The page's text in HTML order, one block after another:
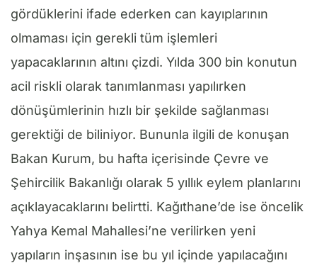
gördüklerini ifade ederken can kayıplarının
olmaması için gerekli tüm işlemleri
yapacaklarının altını çizdi. Yılda 300 bin konutun
acil riskli olarak tanımlanması yapılırken
dönüşümlerinin hızlı bir şekilde sağlanması
gerektiği de biliniyor. Bununla ilgili de konuşan
Bakan Kurum, bu hafta içerisinde Çevre ve
Şehircilik Bakanlığı olarak 5 yıllık eylem planlarını
açıklayacaklarını belirtti. Kağıthane’de ise öncelik
Yahya Kemal Mahallesi’ne verilirken yeni
yapıların inşasının ise bu yıl içinde yapılacağını